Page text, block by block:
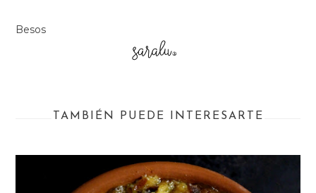
Besos
TAMBIÉN PUEDE INTERESARTE